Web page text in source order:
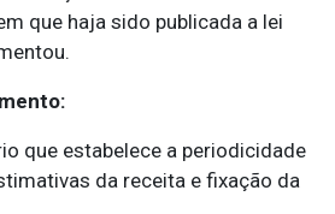
que haja sido publicada a lei
que estabelece a periodicidade
da receita e fixação da